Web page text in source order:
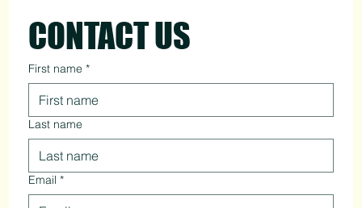
CONTACT US
First name *
Last name
Email *